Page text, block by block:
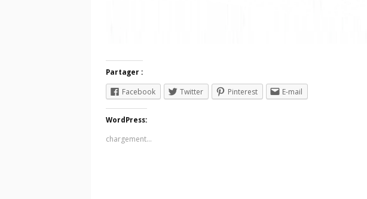
Partager :
Facebook Twitter Pinterest E-mail
WordPress:
chargement…